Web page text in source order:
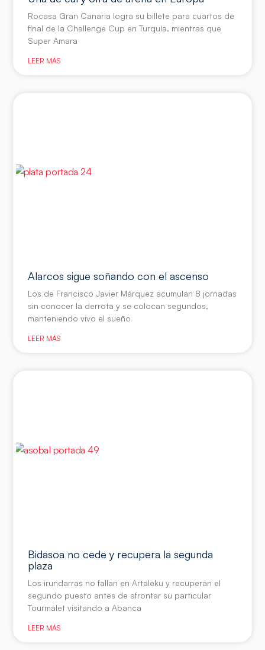
Rocasa Gran Canaria logra su billete para cuartos de
final de la Challenge Cup en Turquía, mientras que
Super Amara
LEER MÁS
Alarcos sigue soñando con el ascenso
Los de Francisco Javier Márquez acumulan 8 jornadas
sin conocer la derrota y se colocan segundos,
manteniendo vivo el sueño
LEER MÁS
Bidasoa no cede y recupera la segunda
plaza
Los irundarras no fallan en Artaleku y recuperan el
segundo puesto antes de afrontar su particular
Tourmalet visitando a Abanca
LEER MÁS